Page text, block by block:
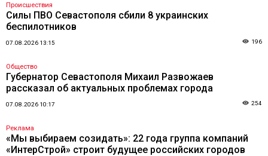
Происшествия
Силы ПВО Севастополя сбили 8 украинских
беспилотников
07.08.2026 13:15 196
Общество
Губернатор Севастополя Михаил Развожаев
рассказал об актуальных проблемах города
07.08.2026 10:17 254
Реклама
«Мы выбираем созидать»: 22 года группа компаний
«ИнтерСтрой» строит будущее российских городов